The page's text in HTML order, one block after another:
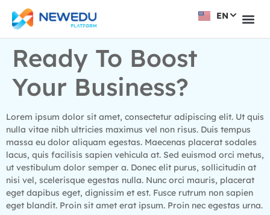
EN
VI
Ready To Boost
Your Business?
Lorem ipsum dolor sit amet, consectetur adipiscing elit. Ut quis
nulla vitae nibh ultricies maximus vel non risus. Duis tempus
massa eu dolor aliquam egestas. Maecenas placerat sodales
lacus, quis facilisis sapien vehicula at. Sed euismod orci metus,
ut vestibulum dolor semper a. Donec elit purus, sollicitudin at
nisi vel, scelerisque egestas nulla. Nunc orci mauris, placerat
eget dapibus eget, dignissim et est. Fusce rutrum non sapien
eget blandit. Proin sit amet erat ipsum. Proin nec egestas urna.